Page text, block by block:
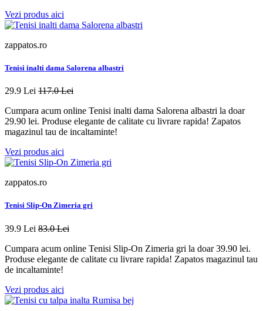
Vezi produs aici
zappatos.ro
Tenisi inalti dama Salorena albastri
29.9 Lei 117.0 Lei
Cumpara acum online Tenisi inalti dama Salorena albastri la doar
29.90 lei. Produse elegante de calitate cu livrare rapida! Zapatos
magazinul tau de incaltaminte!
Vezi produs aici
zappatos.ro
Tenisi Slip-On Zimeria gri
39.9 Lei 83.0 Lei
Cumpara acum online Tenisi Slip-On Zimeria gri la doar 39.90 lei.
Produse elegante de calitate cu livrare rapida! Zapatos magazinul tau
de incaltaminte!
Vezi produs aici